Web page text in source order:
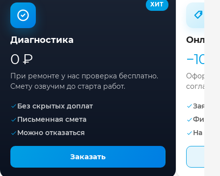
ХИТ
Диагностика
0 ₽
При ремонте у нас проверка бесплатно.
Смету озвучим до старта работ.
Без скрытых доплат
Письменная смета
Можно отказаться
Заказать
−10%
Заявка
На